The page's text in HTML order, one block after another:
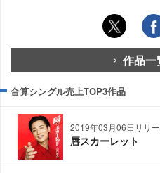
作品一
合算シングル売上TOP3作品
2019年03月06日リリ
唇スカーレット